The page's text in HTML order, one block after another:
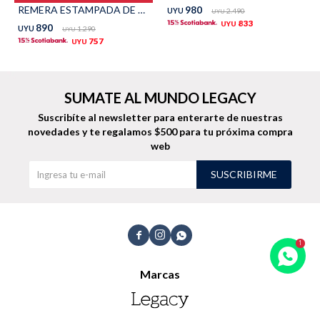
REMERA ESTAMPADA DE ALGODÓN - PETROLEO
UYU 890 UYU 1.290
UYU 757
UYU 980 UYU 2.490
UYU 833
  
Marcas
SUMATE AL MUNDO LEGACY
Suscribíte al newsletter para enterarte de nuestras
novedades y te regalamos $500 para tu próxima compra
web
SUSCRIBIRME
TALLES GRANDES Uniformes empresariales
Quiero ser parte Canjear mis puntos
Envíos, cambios y devoluciones